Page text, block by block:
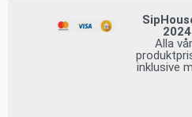
2024
Alla
inklusive